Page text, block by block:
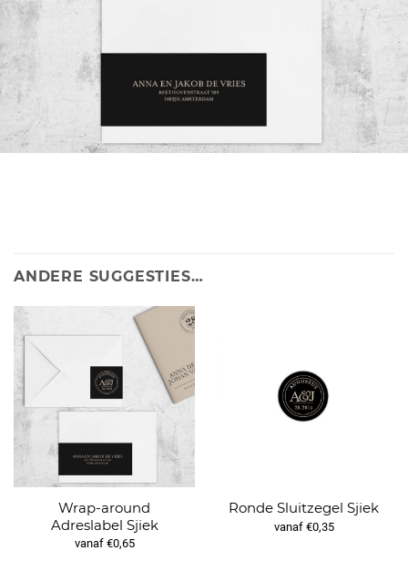
ANDERE SUGGESTIES…
Wrap-around
Adreslabel Sjiek
vanaf €0,65
Ronde Sluitzegel Sjiek
vanaf €0,35